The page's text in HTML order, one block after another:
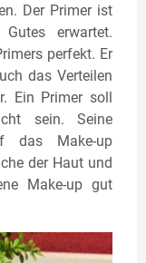
Der Primer ist
erwartet.
perfekt. Er
das Verteilen
Ein Primer soll
sein. Seine
das Make-up
der Haut und
Make-up gut